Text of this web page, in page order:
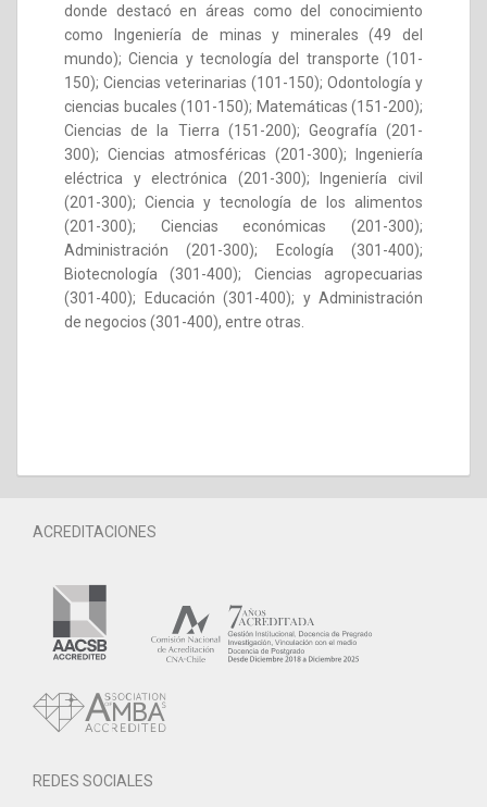
donde destacó en áreas como del conocimiento
como Ingeniería de minas y minerales (49 del
mundo); Ciencia y tecnología del transporte (101-
150); Ciencias veterinarias (101-150); Odontología y
ciencias bucales (101-150); Matemáticas (151-200);
Ciencias de la Tierra (151-200); Geografía (201-
300); Ciencias atmosféricas (201-300); Ingeniería
eléctrica y electrónica (201-300); Ingeniería civil
(201-300); Ciencia y tecnología de los alimentos
(201-300); Ciencias económicas (201-300);
Administración (201-300); Ecología (301-400);
Biotecnología (301-400); Ciencias agropecuarias
(301-400); Educación (301-400); y Administración
de negocios (301-400), entre otras.
ACREDITACIONES
REDES SOCIALES